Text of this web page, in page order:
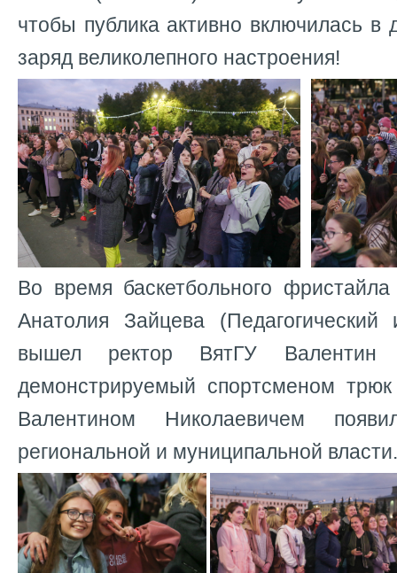
чтобы публика активно включилась в
заряд великолепного настроения!
Во время баскетбольного
Анатолия Зайцева (Педагогический
вышел ректор ВятГУ Валентин
демонстрируемый спортсменом
Валентином Николаевичем
региональной и муниципальной власти.